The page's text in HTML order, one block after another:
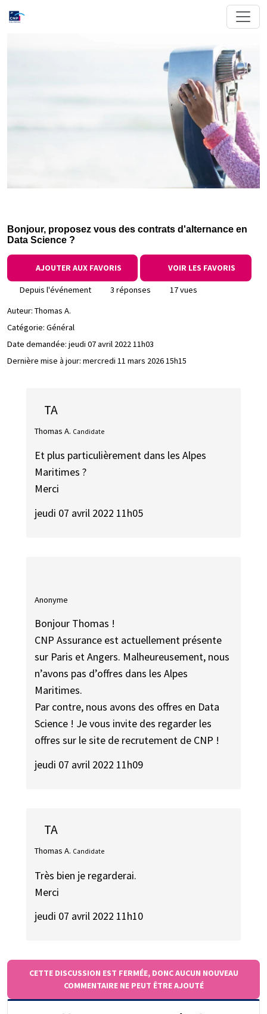
Bonjour, proposez vous des contrats d'alternance en
Data Science ?
AJOUTER AUX FAVORIS VOIR LES FAVORIS
Depuis l'événement 3 réponses
17 vues
Auteur: Thomas A.
Catégorie: Général
Date demandée: jeudi 07 avril 2022 11h03
Dernière mise à jour: mercredi 11 mars 2026 15h15
TA
Thomas A. Candidate
Et plus particulièrement dans les Alpes
Maritimes ?
Merci
jeudi 07 avril 2022 11h05
Anonyme
Bonjour Thomas !
CNP Assurance est actuellement présente
sur Paris et Angers. Malheureusement, nous
n’avons pas d’offres dans les Alpes
Maritimes.
Par contre, nous avons des offres en Data
Science ! Je vous invite des regarder les
offres sur le site de recrutement de CNP !
jeudi 07 avril 2022 11h09
TA
Thomas A. Candidate
Très bien je regarderai.
Merci
jeudi 07 avril 2022 11h10
CETTE DISCUSSION EST FERMÉE, DONC AUCUN NOUVEAU
COMMENTAIRE NE PEUT ÊTRE AJOUTÉ